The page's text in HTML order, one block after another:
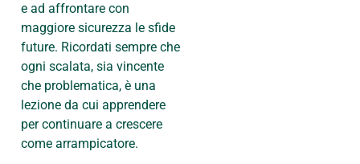
e ad affrontare con
maggiore sicurezza le sfide
future. Ricordati sempre che
ogni scalata, sia vincente
che problematica, è una
lezione da cui apprendere
per continuare a crescere
come arrampicatore.